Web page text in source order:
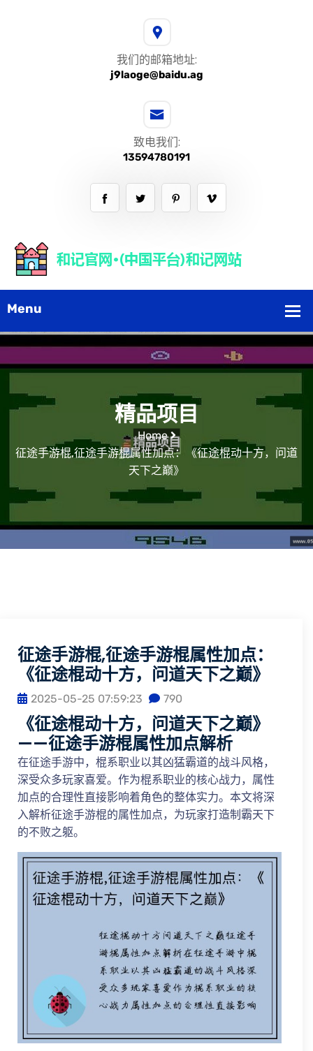
我们的邮箱地址:
j9laoge@baidu.ag
致电我们:
13594780191
精品项目
Home
征途手游棍,征途手游棍属性加点：《征途棍动十方，问道
天下之巅》
征途手游棍,征途手游棍属性加点：
《征途棍动十方，问道天下之巅》
2025-05-25 07:59:23 790
《征途棍动十方，问道天下之巅》
——征途手游棍属性加点解析
在征途手游中，棍系职业以其凶猛霸道的战斗风格，
深受众多玩家喜爱。作为棍系职业的核心战力，属性
加点的合理性直接影响着角色的整体实力。本文将深
入解析征途手游棍的属性加点，为玩家打造制霸天下
的不败之躯。